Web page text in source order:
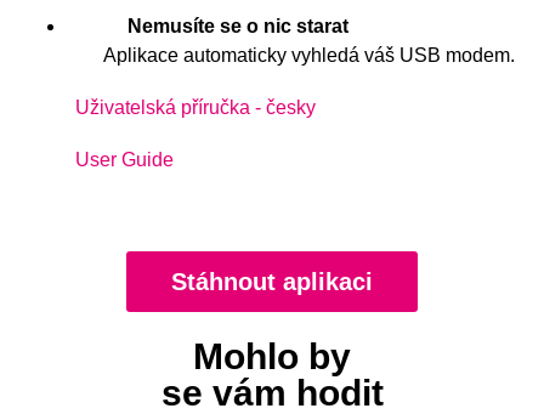
Nemusíte se o nic starat
Aplikace automaticky vyhledá váš USB modem.
Uživatelská příručka - česky
User Guide
Stáhnout aplikaci
Mohlo by
se vám hodit